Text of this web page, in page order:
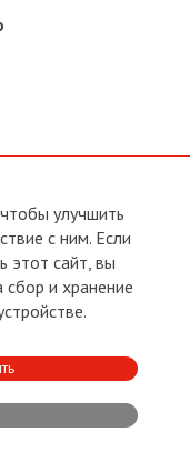
улучшить
с ним. Если
этот сайт, вы
и хранение